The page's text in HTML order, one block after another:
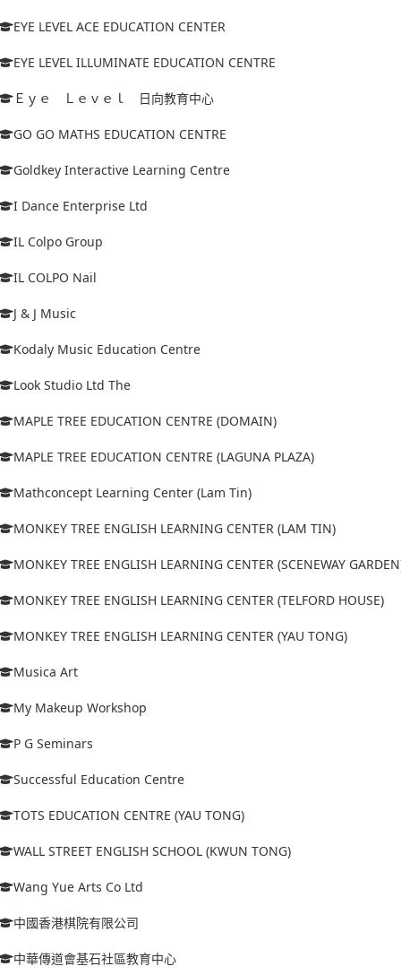
EYE LEVEL ACE EDUCATION CENTER
EYE LEVEL ILLUMINATE EDUCATION CENTRE
Ｅｙｅ Ｌｅｖｅｌ 日向教育中心
GO GO MATHS EDUCATION CENTRE
Goldkey Interactive Learning Centre
I Dance Enterprise Ltd
IL Colpo Group
IL COLPO Nail
J & J Music
Kodaly Music Education Centre
Look Studio Ltd The
MAPLE TREE EDUCATION CENTRE (DOMAIN)
MAPLE TREE EDUCATION CENTRE (LAGUNA PLAZA)
Mathconcept Learning Center (Lam Tin)
MONKEY TREE ENGLISH LEARNING CENTER (LAM TIN)
MONKEY TREE ENGLISH LEARNING CENTER (SCENEWAY
MONKEY TREE ENGLISH LEARNING CENTER (TELFORD HOUSE)
MONKEY TREE ENGLISH LEARNING CENTER (YAU TONG)
Musica Art
My Makeup Workshop
P G Seminars
Successful Education Centre
TOTS EDUCATION CENTRE (YAU TONG)
WALL STREET ENGLISH SCHOOL (KWUN TONG)
Wang Yue Arts Co Ltd
中國香港棋院有限公司
中華傳道會基石社區教育中心